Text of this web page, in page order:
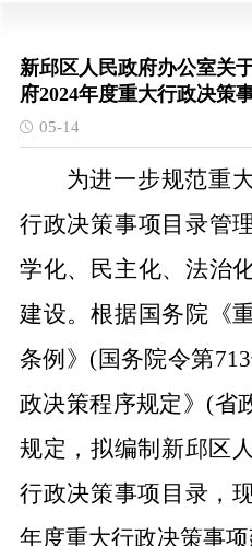
新邱区人民政府办公室关
府2024年度重大行政决策
05-14
为进一步规范重
行政决策事项目录管
学化、民主化、法治
建设。根据国务院《
条例》 (国务院令第
政决策程序规定》(省
规定，拟编制新邱区
行政决策事项目录，
年度重大行政决策事项